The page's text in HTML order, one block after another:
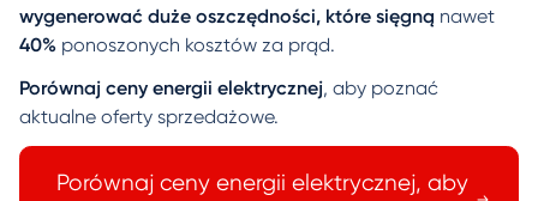
wygenerować duże oszczędności, które sięgną nawet
40% ponoszonych kosztów za prąd.
Porównaj ceny energii elektrycznej, aby poznać
aktualne oferty sprzedażowe.
Porównaj ceny energii elektrycznej, aby